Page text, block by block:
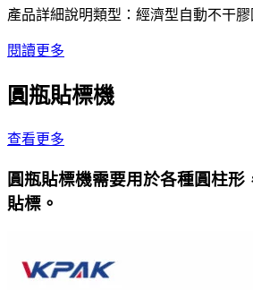
產品詳細說明類型：經濟型自動不干
閱讀更多
圓瓶貼標機
查看更多
圓瓶貼標機需要用於各種圓柱形
貼標。